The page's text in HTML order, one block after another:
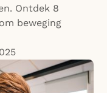
Ontdek 8
beweging